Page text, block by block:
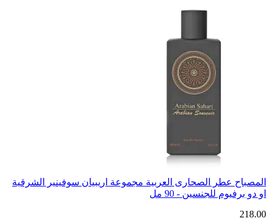
المصباح عطر الصحارى العربية مجموعة اريبيان سوفينير الشرقية
او دو برفيوم للجنسين - 90 مل
218.00